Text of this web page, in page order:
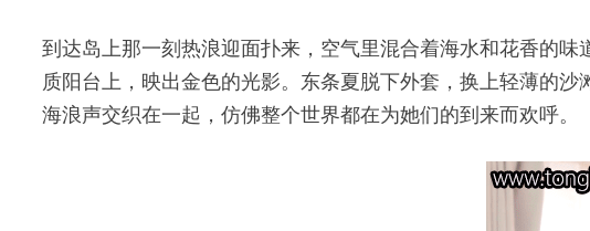
到达岛上那一刻热浪迎面扑来，空气里混合着海水和花香的
质阳台上，映出金色的光影。东条夏脱下外套，换上轻薄的
海浪声交织在一起，仿佛整个世界都在为她们的到来而欢呼。